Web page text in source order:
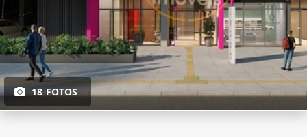
18 FOTOS